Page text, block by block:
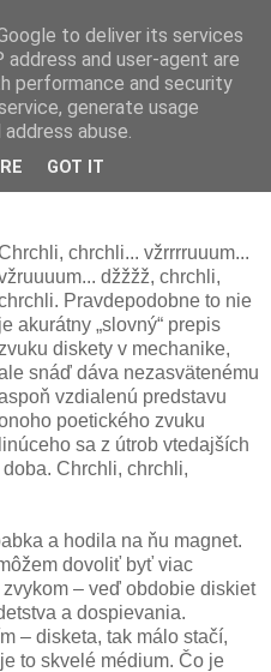
chrchli... vžrrrruuum...
džžžž, chrchli,
Pravdepodobne to nie
je akurátny „slovný“ prepis
zvuku diskety v mechanike,
snáď dáva nezasvätenému
vzdialenú predstavu
poetického zvuku
linúceho sa z útrob vtedajších
Chrchli, chrchli,
a hodila na ňu magnet.
dovoliť byť viac
– veď obdobie diskiet
a dospievania.
– disketa, tak málo stačí,
to skvelé médium. Čo je
to deliver its services
and user-agent are
performance and security
generate usage
abuse.
GOT IT